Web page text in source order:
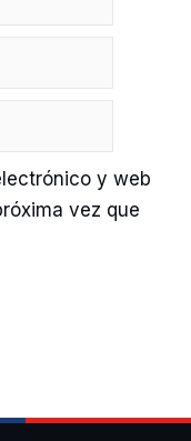
y web
vez que